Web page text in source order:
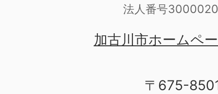
法人番号
加古川市ホームペ
〒675-